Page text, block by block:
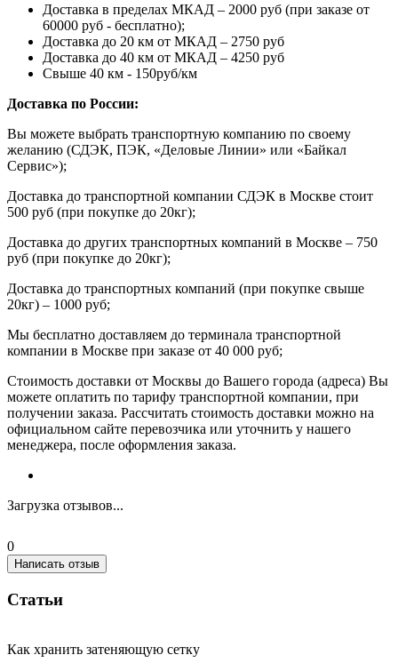
Доставка в пределах МКАД – 2000 руб (при заказе от
60000 руб - бесплатно);
Доставка до 20 км от МКАД – 2750 руб
Доставка до 40 км от МКАД – 4250 руб
Свыше 40 км - 150руб/км
Доставка по России:
Вы можете выбрать транспортную компанию по своему
желанию (СДЭК, ПЭК, «Деловые Линии» или «Байкал
Сервис»);
Доставка до транспортной компании СДЭК в Москве стоит
500 руб (при покупке до 20кг);
Доставка до других транспортных компаний в Москве – 750
руб (при покупке до 20кг);
Доставка до транспортных компаний (при покупке свыше
20кг) – 1000 руб;
Мы бесплатно доставляем до терминала транспортной
компании в Москве при заказе от 40 000 руб;
Стоимость доставки от Москвы до Вашего города (адреса) Вы
можете оплатить по тарифу транспортной компании, при
получении заказа. Рассчитать стоимость доставки можно на
официальном сайте перевозчика или уточнить у нашего
менеджера, после оформления заказа.
Загрузка отзывов...
0
Написать отзыв
Статьи
Как хранить затеняющую сетку